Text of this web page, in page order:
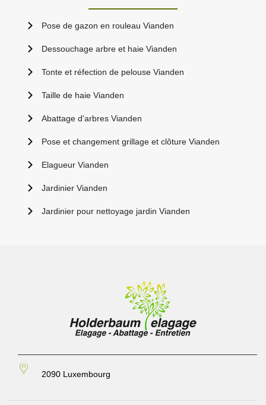
Pose de gazon en rouleau Vianden
Dessouchage arbre et haie Vianden
Tonte et réfection de pelouse Vianden
Taille de haie Vianden
Abattage d'arbres Vianden
Pose et changement grillage et clôture Vianden
Elagueur Vianden
Jardinier Vianden
Jardinier pour nettoyage jardin Vianden
2090 Luxembourg